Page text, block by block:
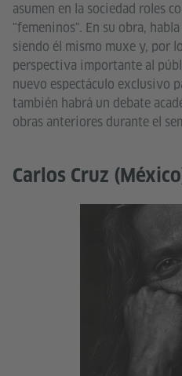
asumen en la sociedad roles
"femeninos". En su obra,
siendo él mismo muxe y, por
perspectiva importante al
nuevo espectáculo exclusivo
también habrá un debate
obras anteriores durante el
Carlos Cruz